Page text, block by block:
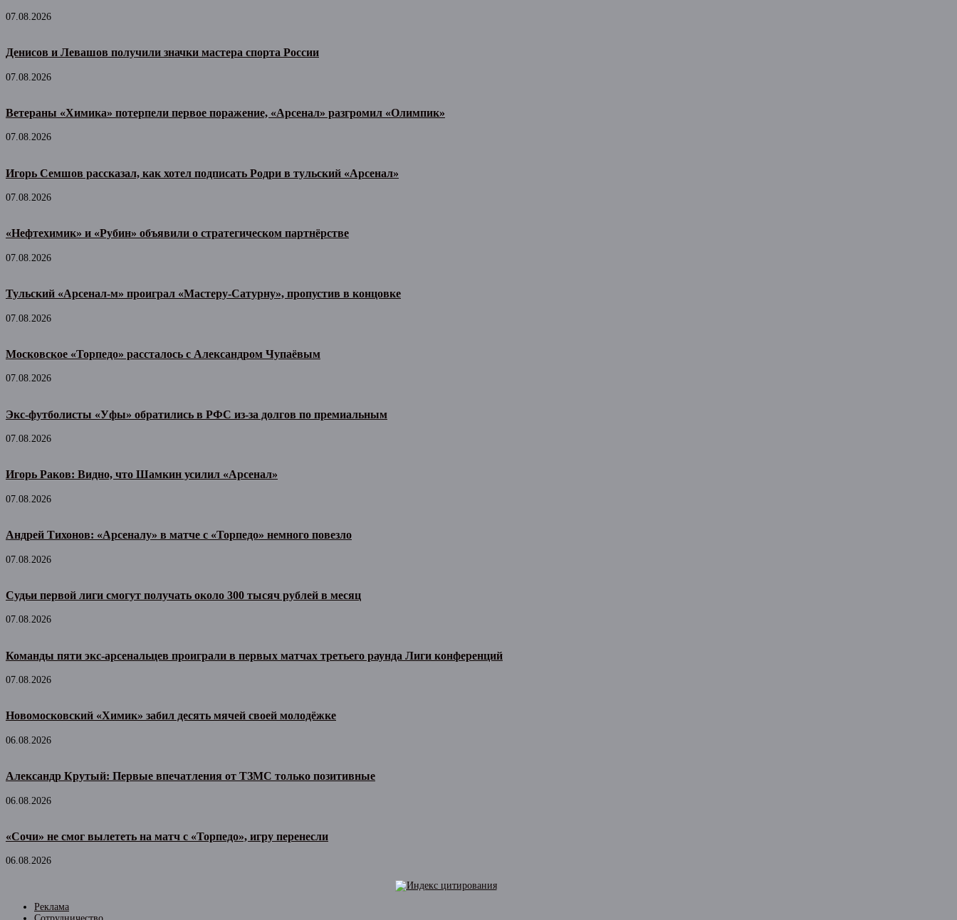
07.08.2026
Денисов и Левашов получили значки мастера спорта России
07.08.2026
Ветераны «Химика» потерпели первое поражение, «Арсенал» разгромил «Олимпик»
07.08.2026
Игорь Семшов рассказал, как хотел подписать Родри в тульский «Арсенал»
07.08.2026
«Нефтехимик» и «Рубин» объявили о стратегическом партнёрстве
07.08.2026
Тульский «Арсенал-м» проиграл «Мастеру-Сатурну», пропустив в концовке
07.08.2026
Московское «Торпедо» рассталось с Александром Чупаёвым
07.08.2026
Экс-футболисты «Уфы» обратились в РФС из-за долгов по премиальным
07.08.2026
Игорь Раков: Видно, что Шамкин усилил «Арсенал»
07.08.2026
Андрей Тихонов: «Арсеналу» в матче с «Торпедо» немного повезло
07.08.2026
Судьи первой лиги смогут получать около 300 тысяч рублей в месяц
07.08.2026
Команды пяти экс-арсенальцев проиграли в первых матчах третьего раунда Лиги конференций
07.08.2026
Новомосковский «Химик» забил десять мячей своей молодёжке
06.08.2026
Александр Крутый: Первые впечатления от ТЗМС только позитивные
06.08.2026
«Сочи» не смог вылететь на матч с «Торпедо», игру перенесли
06.08.2026
Реклама